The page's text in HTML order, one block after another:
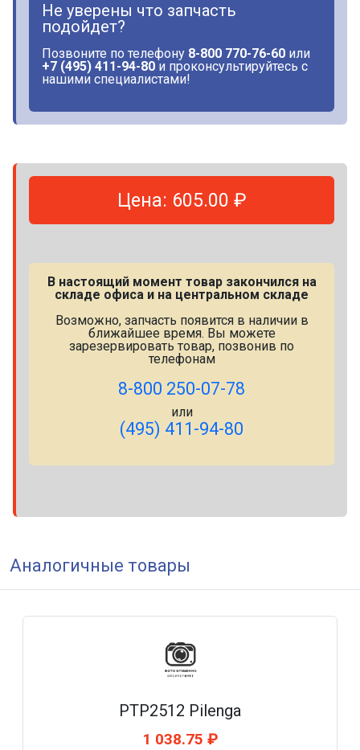
Не уверены что запчасть
подойдет?
Позвоните по телефону 8-800 770-76-60 или
+7 (495) 411-94-80 и проконсультируйтесь с
нашими специалистами!
Цена: 605.00 ₽
В настоящий момент товар закончился на
складе офиса и на центральном складе
Возможно, запчасть появится в наличии в
ближайшее время. Вы можете
зарезервировать товар, позвонив по
телефонам
8-800 250-07-78
или
(495) 411-94-80
Аналогичные товары
PTP2512 Pilenga
1 038.75 ₽